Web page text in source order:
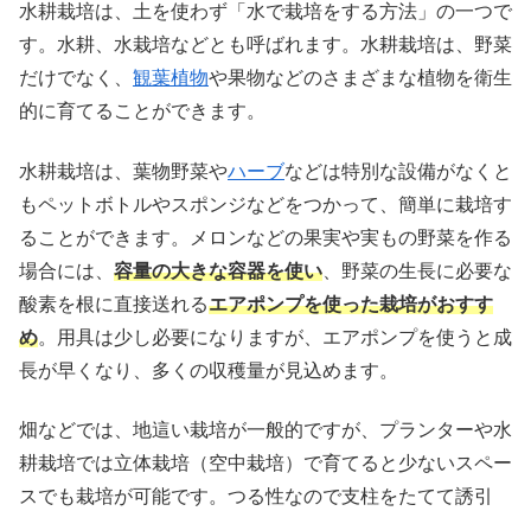
水耕栽培は、土を使わず「水で栽培をする方法」の一つで
す。水耕、水栽培などとも呼ばれます。水耕栽培は、野菜
だけでなく、 観葉植物や果物などのさまざまな植物を衛生
的に育てることができます。
水耕栽培は、葉物野菜やハーブなどは特別な設備がなくと
もペットボトルやスポンジなどをつかって、簡単に栽培す
ることができます。メロンなどの果実や実もの野菜を作る
場合には、 容量の大きな容器を使い 、野菜の生長に必要な
酸素を根に直接送れるエアポンプを使った栽培がおすす
め。用具は少し必要になりますが、エアポンプを使うと成
長が早くなり、多くの収穫量が見込めます。
畑などでは、地這い栽培が一般的ですが、プランターや水
耕栽培では立体栽培（空中栽培）で育てると少ないスペー
スでも栽培が可能です。つる性なので支柱をたてて誘引